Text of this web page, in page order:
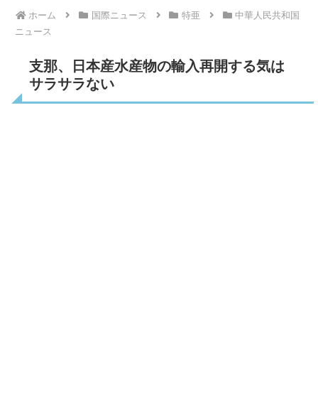
ホーム 国際ニュース 特亜
中華人民共和国
ニュース
支那、日本産水産物の輸入再開する気は
サラサラない